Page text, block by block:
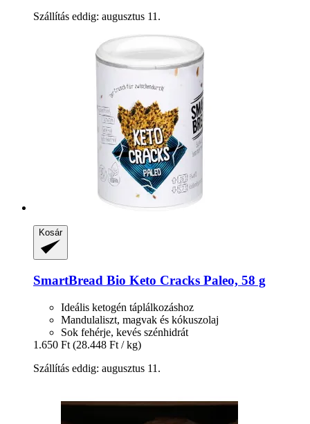
Szállítás eddig: augusztus 11.
Kosár
SmartBread Bio Keto Cracks Paleo, 58 g
Ideális ketogén táplálkozáshoz
Mandulaliszt, magvak és kókuszolaj
Sok fehérje, kevés szénhidrát
1.650 Ft (28.448 Ft / kg)
Szállítás eddig: augusztus 11.